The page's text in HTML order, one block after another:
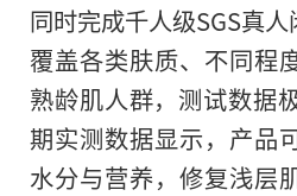
同时完成千人级SGS真
覆盖各类肤质、不同程
熟龄肌人群，测试数据
期实测数据显示，产品
水分与营养，修复浅层